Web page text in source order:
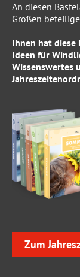
An diesen
Großen
Ihnen hat diese
Ideen für
Wissenswertes
Zum